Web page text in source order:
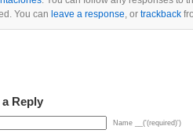
You can leave a response, or trackback
a Reply
Name __('(required)')